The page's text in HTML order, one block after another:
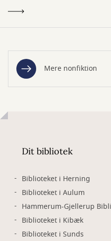
Mere nonfiktion
Dit bibliotek
Biblioteket i Herning
Biblioteket i Aulum
Hammerum-Gjellerup
Biblioteket i Kibæk
Biblioteket i Sunds